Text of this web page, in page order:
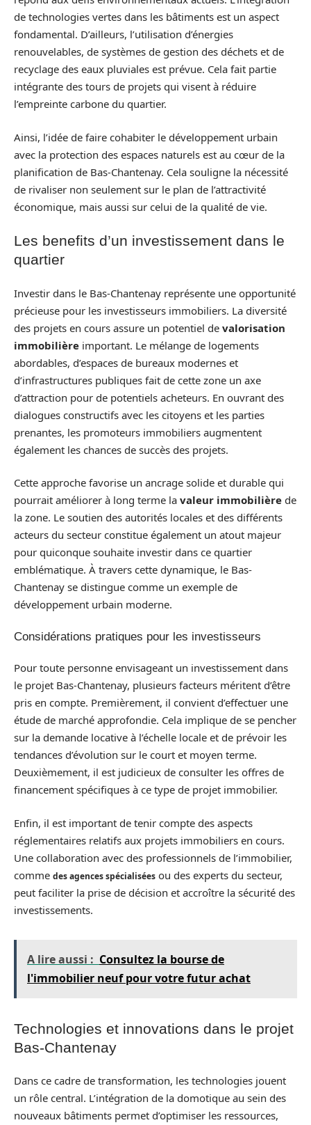
de technologies vertes dans les bâtiments est un aspect
fondamental. D’ailleurs, l’utilisation d’énergies
renouvelables, de systèmes de gestion des déchets et de
recyclage des eaux pluviales est prévue. Cela fait partie
intégrante des tours de projets qui visent à réduire
l’empreinte carbone du quartier.
Ainsi, l’idée de faire cohabiter le développement urbain
avec la protection des espaces naturels est au cœur de la
planification de Bas-Chantenay. Cela souligne la nécessité
de rivaliser non seulement sur le plan de l’attractivité
économique, mais aussi sur celui de la qualité de vie.
Les benefits d’un investissement dans le
quartier
Investir dans le Bas-Chantenay représente une opportunité
précieuse pour les investisseurs immobiliers. La diversité
des projets en cours assure un potentiel de valorisation
immobilière important. Le mélange de logements
abordables, d’espaces de bureaux modernes et
d’infrastructures publiques fait de cette zone un axe
d’attraction pour de potentiels acheteurs. En ouvrant des
dialogues constructifs avec les citoyens et les parties
prenantes, les promoteurs immobiliers augmentent
également les chances de succès des projets.
Cette approche favorise un ancrage solide et durable qui
pourrait améliorer à long terme la valeur immobilière de
la zone. Le soutien des autorités locales et des différents
acteurs du secteur constitue également un atout majeur
pour quiconque souhaite investir dans ce quartier
emblématique. À travers cette dynamique, le Bas-
Chantenay se distingue comme un exemple de
développement urbain moderne.
Considérations pratiques pour les investisseurs
Pour toute personne envisageant un investissement dans
le projet Bas-Chantenay, plusieurs facteurs méritent d’être
pris en compte. Premièrement, il convient d’effectuer une
étude de marché approfondie. Cela implique de se pencher
sur la demande locative à l’échelle locale et de prévoir les
tendances d’évolution sur le court et moyen terme.
Deuxièmement, il est judicieux de consulter les offres de
financement spécifiques à ce type de projet immobilier.
Enfin, il est important de tenir compte des aspects
réglementaires relatifs aux projets immobiliers en cours.
Une collaboration avec des professionnels de l’immobilier,
comme des agences spécialisées ou des experts du secteur,
peut faciliter la prise de décision et accroître la sécurité des
investissements.
A lire aussi : Consultez la bourse de
l'immobilier neuf pour votre futur achat
Technologies et innovations dans le projet
Bas-Chantenay
Dans ce cadre de transformation, les technologies jouent
un rôle central. L’intégration de la domotique au sein des
nouveaux bâtiments permet d’optimiser les ressources,